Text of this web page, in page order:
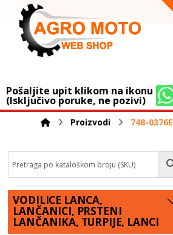
Pošaljite upit klikom na ikonu
(Isključivo poruke, ne pozivi)
Proizvodi 748-0376E
VODILICE LANCA,
LANČANICI, PRSTENI
LANČANIKA, TURPIJE, LANCI